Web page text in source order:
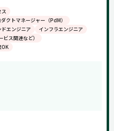
クトマネージャー（PdM）
エンジニア
インフラエンジニア
ス関連など）
OK